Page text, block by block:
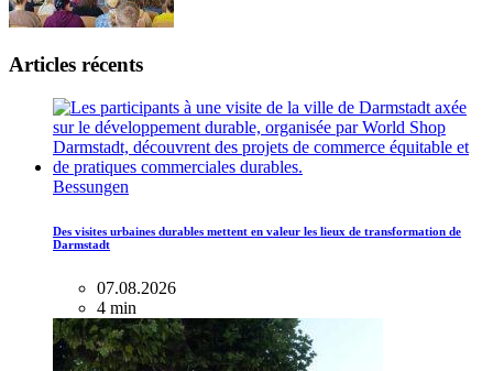
Articles récents
Bessungen
Des visites urbaines durables mettent en valeur les lieux de transformation de
Darmstadt
07.08.2026
4 min